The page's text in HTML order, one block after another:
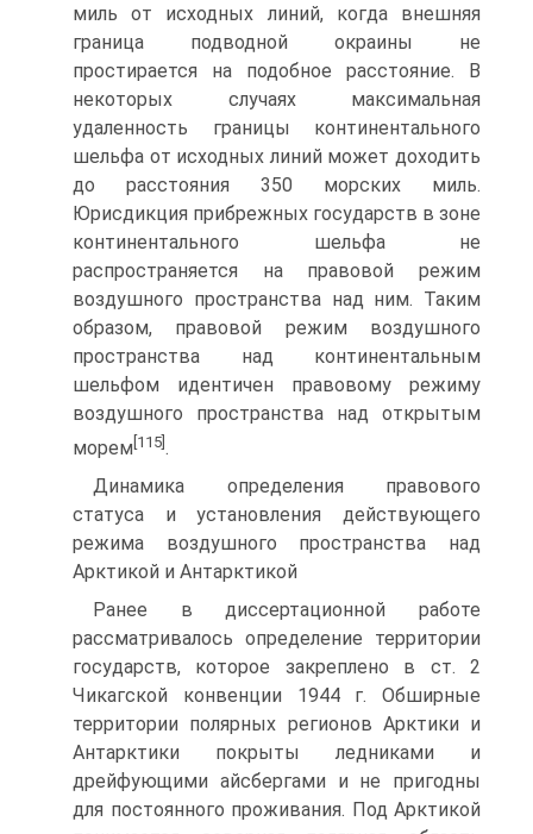
миль от исходных линий, когда внешняя
граница подводной окраины не
простирается на подобное расстояние. В
некоторых случаях максимальная
удаленность границы континентального
шельфа от исходных линий может доходить
до расстояния 350 морских миль.
Юрисдикция прибрежных государств в зоне
континентального шельфа не
распространяется на правовой режим
воздушного пространства над ним. Таким
образом, правовой режим воздушного
пространства над континентальным
шельфом идентичен правовому режиму
воздушного пространства над открытым
морем [115] .
Динамика определения правового
статуса и установления действующего
режима воздушного пространства над
Арктикой и Антарктикой
Ранее в диссертационной работе
рассматривалось определение территории
государств, которое закреплено в ст. 2
Чикагской конвенции 1944 г. Обширные
территории полярных регионов Арктики и
Антарктики покрыты ледниками и
дрейфующими айсбергами и не пригодны
для постоянного проживания. Под Арктикой